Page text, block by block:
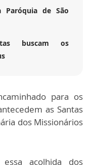
Paróquia de São
buscam os
para os
as Santas
dos Missionários
acolhida dos